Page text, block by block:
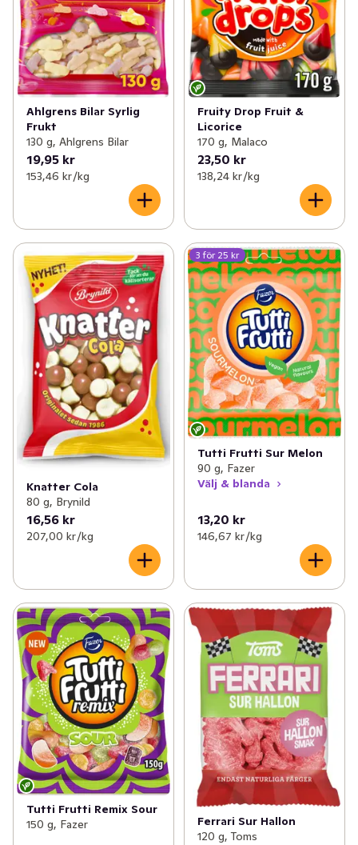
Ahlgrens Bilar Syrlig
Frukt
130 g, Ahlgrens Bilar
19,95 kr
153,46 kr /kg
Fruity Drop Fruit &
Licorice
170 g, Malaco
23,50 kr
138,24 kr /kg
Knatter Cola
80 g, Brynild
16,56 kr
207,00 kr /kg
3 för 25 kr
Tutti Frutti Sur Melon
90 g, Fazer
Välj & blanda
13,20 kr
146,67 kr /kg
Tutti Frutti Remix Sour
150 g, Fazer
Ferrari Sur Hallon
120 g, Toms